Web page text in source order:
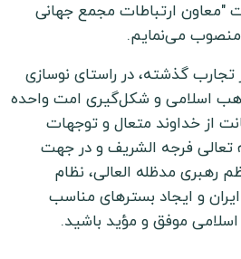
"معاون ارتباطات مجمع جهانی
می‌نمایم.
تجارب گذشته، در راستای نوسازی
اسلامی و شکل‌گیری امت واحده
از خداوند متعال و توجهات
فرجه الشریف و در جهت
مدظله العالی، نظام
و ایجاد بسترهای مناسب
موفق و مؤید باشید.